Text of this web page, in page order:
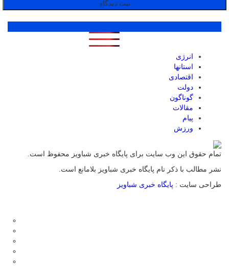
انرژی
استانها
اقتصادی
دولت
گوناگون
مقالات
پیام
ورزش
تمام حقوق این وب سایت برای پایگاه خبری شباویز محفوظ است.
نشر مطالب با ذکر نام پایگاه خبری شباویز بلامانع است.
طراحی سایت : پایگاه خبری شباویز